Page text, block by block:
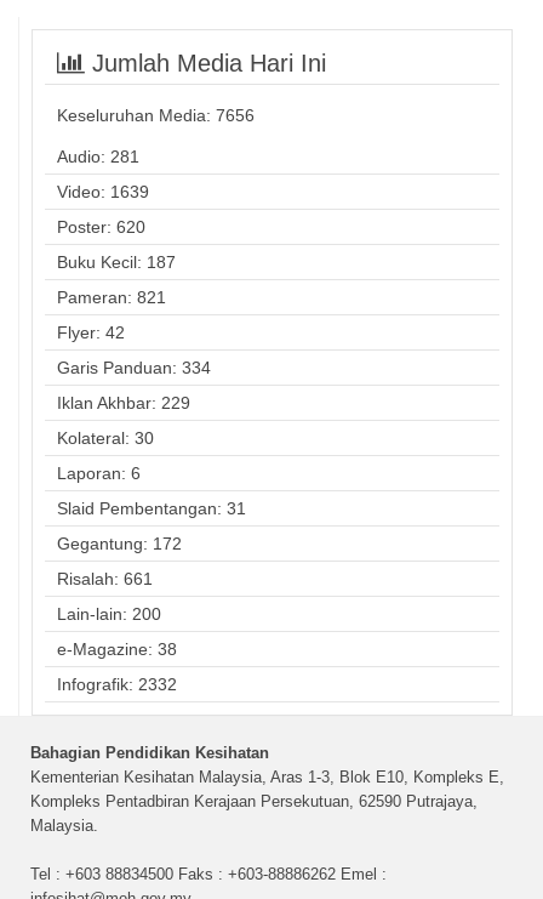
Jumlah Media Hari Ini
Keseluruhan Media: 7656
Audio: 281
Video: 1639
Poster: 620
Buku Kecil: 187
Pameran: 821
Flyer: 42
Garis Panduan: 334
Iklan Akhbar: 229
Kolateral: 30
Laporan: 6
Slaid Pembentangan: 31
Gegantung: 172
Risalah: 661
Lain-lain: 200
e-Magazine: 38
Infografik: 2332
Bahagian Pendidikan Kesihatan
Kementerian Kesihatan Malaysia, Aras 1-3, Blok E10, Kompleks E,
Kompleks Pentadbiran Kerajaan Persekutuan, 62590 Putrajaya,
Malaysia.
Tel : +603 88834500 Faks : +603-88886262 Emel :